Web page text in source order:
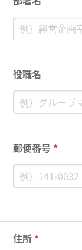
役職名
郵便番号 *
住所 *